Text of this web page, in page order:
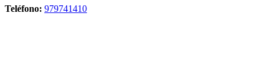
Teléfono: 979741410